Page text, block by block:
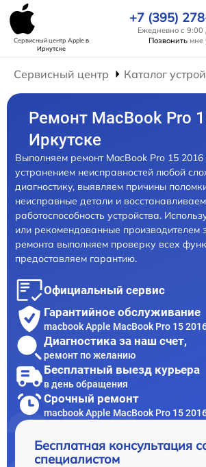
Сервисный центр Appleв
Иркутске
+7 (395)
Ежедневно с 9:00
Позвонить мне
Сервисный центр Каталог
Ремонт MacBook Pro
Иркутске
Выполняем ремонт MacBook Pro 15 2016
устранением неисправностей любой
диагностику, выявляем причины
неисправные детали и восстанавливаем
работоспособность устройства.
или рекомендованные производителем
ремонта выполняем проверку всех
предоставляем гарантию.
Официальный сервис
Гарантийное обслуживание
macbook Apple MacBook Pro 15
Диагностика за наш счет,
ремонт по желанию
Бесплатный выезд курьера
в день обращения
Срочный ремонт
macbook Apple MacBook Pro 15
Бесплатная консультация
специалистом